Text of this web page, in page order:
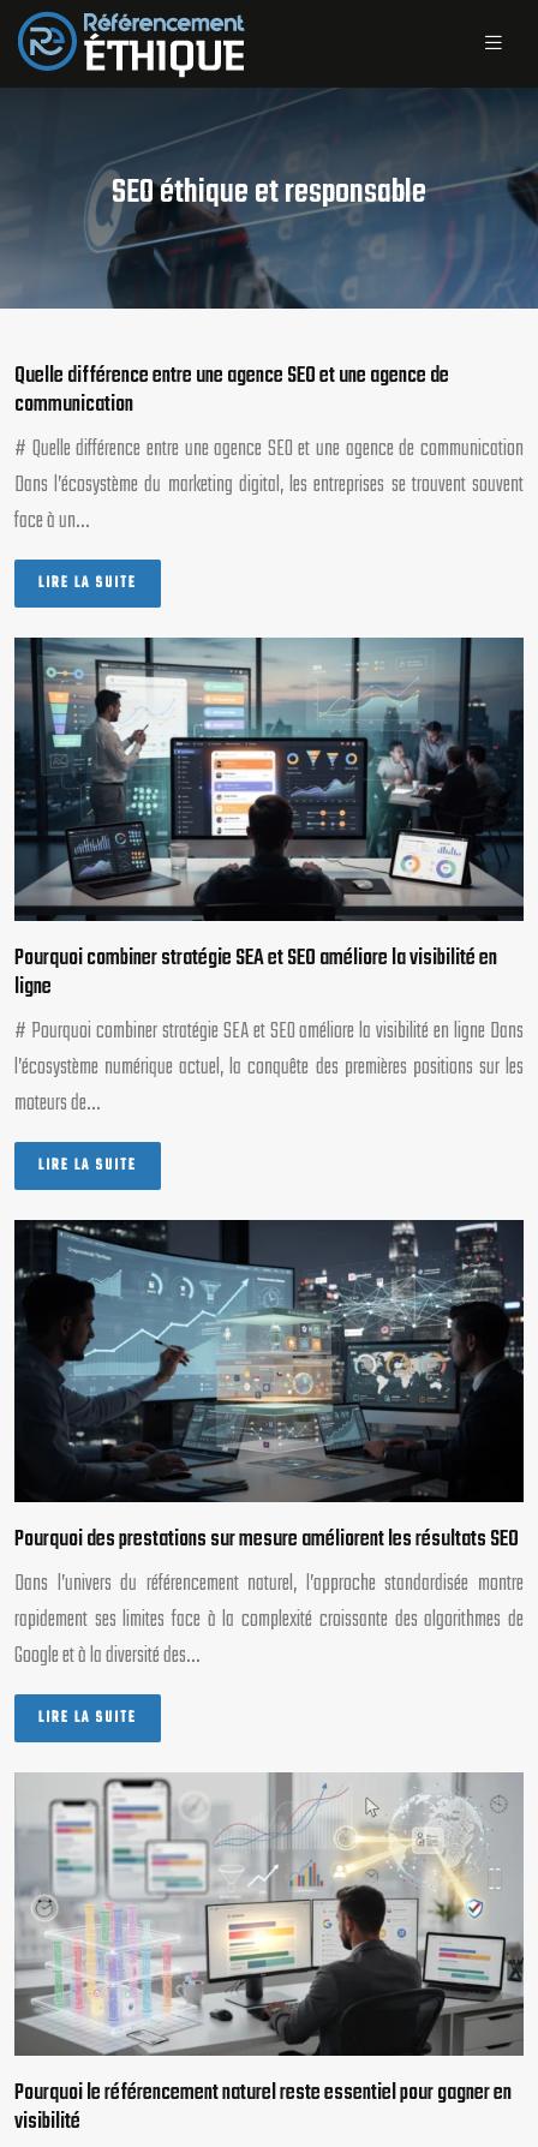
SEO éthique et responsable
Quelle différence entre une agence SEO et une agence de
communication
# Quelle différence entre une agence SEO et une agence de communication
Dans l’écosystème du marketing digital, les entreprises se trouvent souvent
face à un…
LIRE LA SUITE
Pourquoi combiner stratégie SEA et SEO améliore la visibilité en
ligne
# Pourquoi combiner stratégie SEA et SEO améliore la visibilité en ligne Dans
l’écosystème numérique actuel, la conquête des premières positions sur les
moteurs de…
LIRE LA SUITE
Pourquoi des prestations sur mesure améliorent les résultats SEO
Dans l’univers du référencement naturel, l’approche standardisée montre
rapidement ses limites face à la complexité croissante des algorithmes de
Google et à la diversité des…
LIRE LA SUITE
Pourquoi le référencement naturel reste essentiel pour gagner en
visibilité